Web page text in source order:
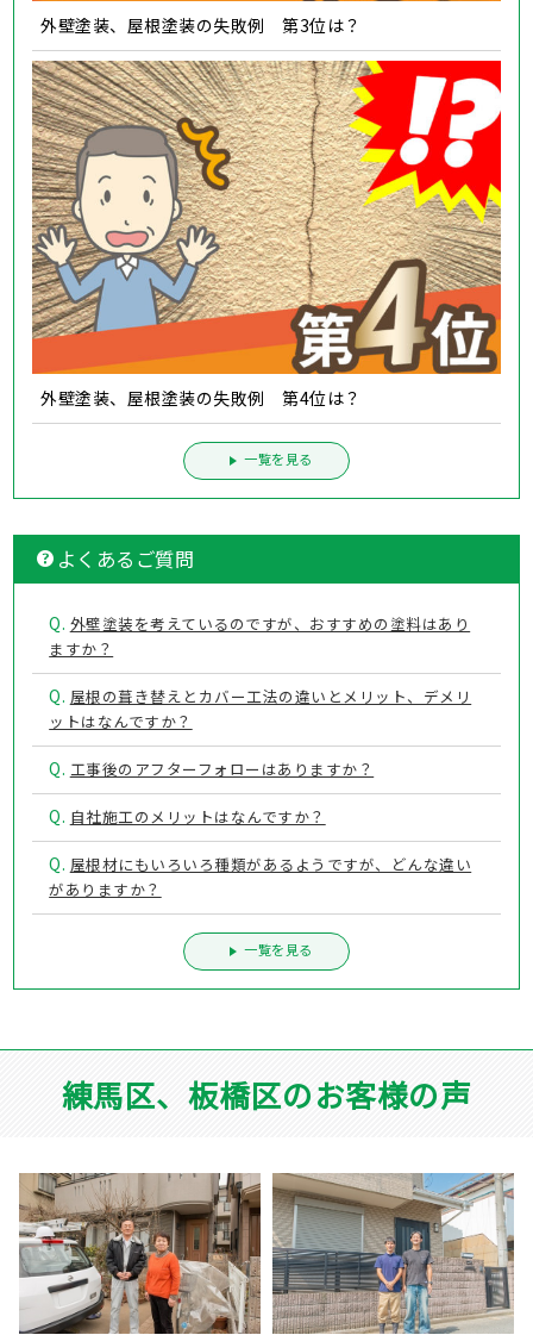
外壁塗装、屋根塗装の失敗例 第3位は？
外壁塗装、屋根塗装の失敗例 第4位は？
一覧を見る
よくあるご質問
Q. 外壁塗装を考えているのですが、おすすめの塗料はあり
ますか？
Q. 屋根の葺き替えとカバー工法の違いとメリット、デメリ
ットはなんですか？
Q. 工事後のアフターフォローはありますか？
Q. 自社施工のメリットはなんですか？
Q. 屋根材にもいろいろ種類があるようですが、どんな違い
がありますか？
一覧を見る
練馬区、板橋区のお客様の声